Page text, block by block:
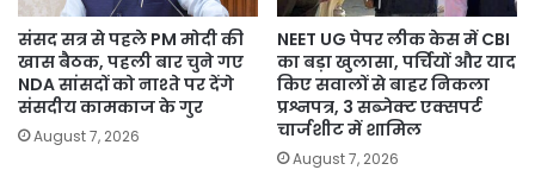
संसद सत्र से पहले PM मोदी की
खास बैठक, पहली बार चुने गए
NDA सांसदों को नाश्ते पर देंगे
संसदीय कामकाज के गुर
August 7, 2026
NEET UG पेपर लीक केस में CBI
का बड़ा खुलासा, पर्चियों और याद
किए सवालों से बाहर निकला
प्रश्नपत्र, 3 सब्जेक्ट एक्सपर्ट
चार्जशीट में शामिल
August 7, 2026